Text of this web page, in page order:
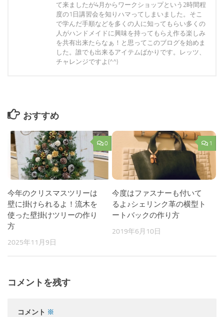
て来ましたが4月からワークショップという2時間程
度の1日講習会を知りハマってしまいました。そこ
で学んだ手順などを多くの人に知ってもらい多くの
人がハンドメイドに興味を持ってもらえ作る楽しみ
を共有出来たらなぁ！と思ってこのブログを始めま
した。誰でも出来るアイテムばかりです。レッツ、
チャレンジですよ(^^)
おすすめ
0
今年のクリスマスツリーは
壁に掛けられるよ！流木を
使った壁掛けツリーの作り
方
2025年11月9日
1
今度はファスナーも付いて
るよ♪シェリンク革の横型ト
ートバックの作り方
2019年6月10日
コメントを残す
コメント ※